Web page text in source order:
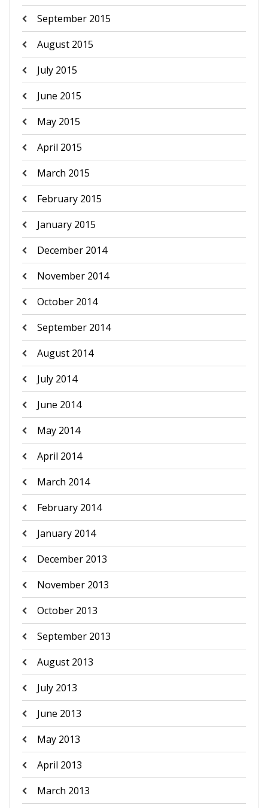
September 2015
August 2015
July 2015
June 2015
May 2015
April 2015
March 2015
February 2015
January 2015
December 2014
November 2014
October 2014
September 2014
August 2014
July 2014
June 2014
May 2014
April 2014
March 2014
February 2014
January 2014
December 2013
November 2013
October 2013
September 2013
August 2013
July 2013
June 2013
May 2013
April 2013
March 2013